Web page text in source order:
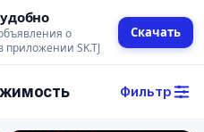
о
SK.TJ
Скачать
Фильтр